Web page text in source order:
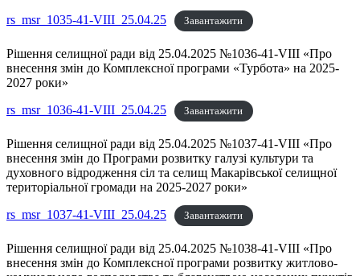
rs_msr_1035-41-VIII_25.04.25
Завантажити
Рішення селищної ради від 25.04.2025 №1036-41-VIII «Про
внесення змін до Комплексної програми «Турбота» на 2025-
2027 роки»
rs_msr_1036-41-VIII_25.04.25
Завантажити
Рішення селищної ради від 25.04.2025 №1037-41-VIII «Про
внесення змін до Програми розвитку галузі культури та
духовного відродження сіл та селищ Макарівської селищної
територіальної громади на 2025-2027 роки»
rs_msr_1037-41-VIII_25.04.25
Завантажити
Рішення селищної ради від 25.04.2025 №1038-41-VIII «Про
внесення змін до Комплексної програми розвитку житлово-